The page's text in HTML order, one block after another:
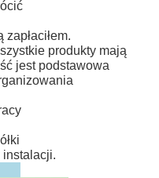
produkty mają
jest podstawowa
instalacji.